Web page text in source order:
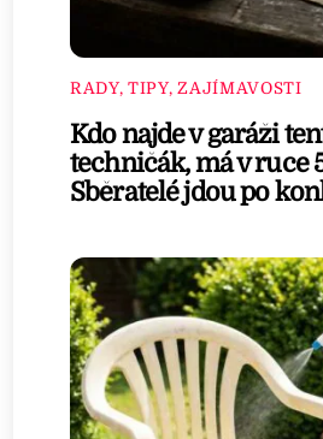
RADY, TIPY, ZAJÍMAVOSTI
Kdo najde v garáži
techničák, má v ruce
Sběratelé jdou po